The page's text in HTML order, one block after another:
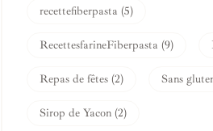
recettefiberpasta (5)
RecettesfarineFiberpasta (9)
Repas de fêtes (2) Sans
Sirop de Yacon (2)